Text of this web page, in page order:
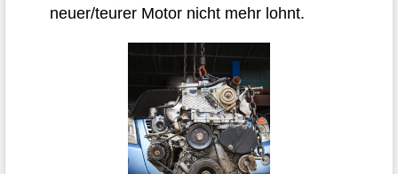
neuer/teurer Motor nicht mehr lohnt.